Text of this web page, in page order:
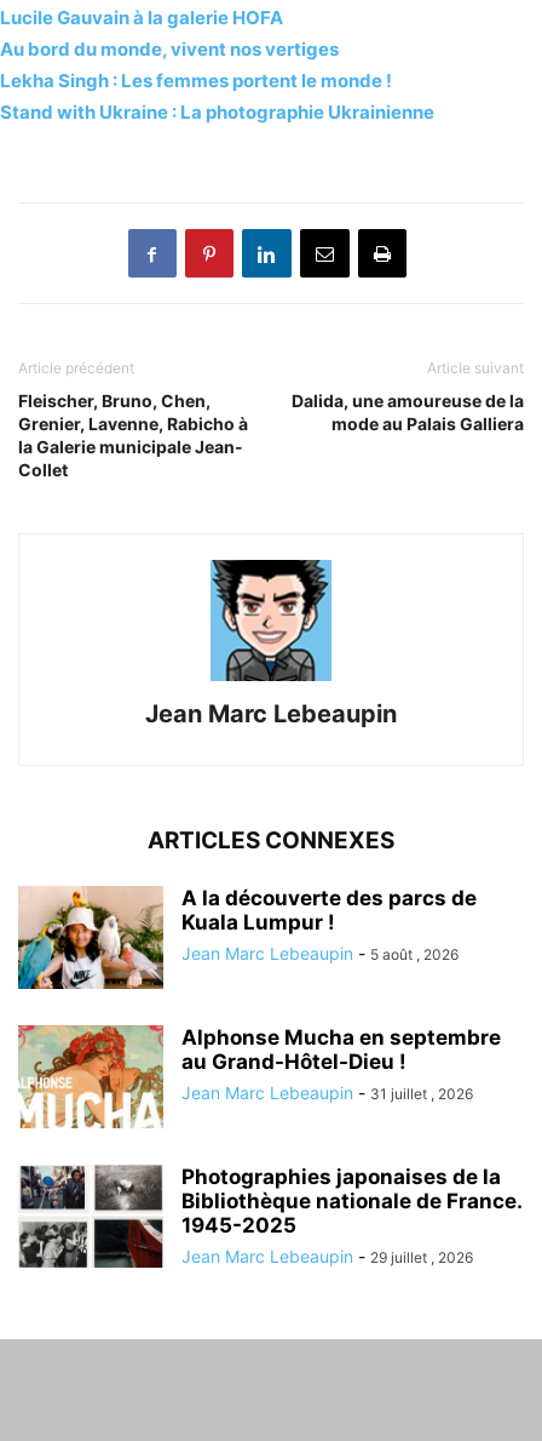
Lucile Gauvain à la galerie HOFA
Au bord du monde, vivent nos vertiges
Lekha Singh : Les femmes portent le monde !
Stand with Ukraine : La photographie Ukrainienne
Article précédent
Fleischer, Bruno, Chen,
Grenier, Lavenne, Rabicho à
la Galerie municipale Jean-
Collet
Article suivant
Dalida, une amoureuse de la
mode au Palais Galliera
Jean Marc Lebeaupin
ARTICLES CONNEXES
A la découverte des parcs de
Kuala Lumpur !
Jean Marc Lebeaupin - 5 août , 2026
Alphonse Mucha en septembre
au Grand-Hôtel-Dieu !
Jean Marc Lebeaupin - 31 juillet , 2026
Photographies japonaises de la
Bibliothèque nationale de France.
1945-2025
Jean Marc Lebeaupin - 29 juillet , 2026